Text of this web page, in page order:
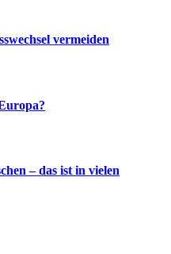
vermeiden
– das ist in vielen